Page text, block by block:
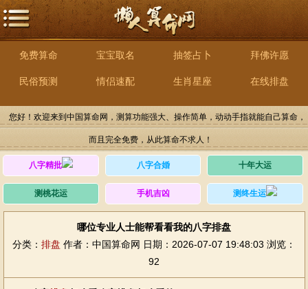
免费算命 宝宝取名 抽签占卜 拜佛许愿
民俗预测 情侣速配 生肖星座 在线排盘
您好！欢迎来到中国算命网，测算功能强大、操作简单，动动手指就能自己算命，
而且完全免费，从此算命不求人！
八字精批 八字合婚 十年大运
测桃花运 手机吉凶 测终生运
哪位专业人士能帮看看我的八字排盘
分类： 排盘 作者：中国算命网 日期：2026-07-07 19:48:03 浏览：
92